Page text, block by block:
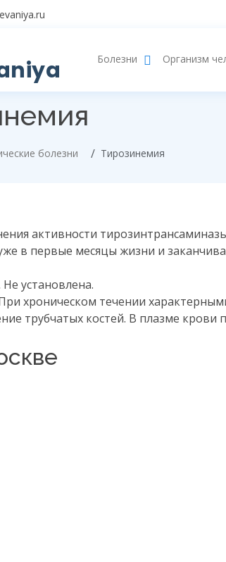
Болезни Организм
болезни Тирозинемия
активности
в первые месяцы жизни и
Не установлена.
хроническом течении
трубчатых костей. В плазме